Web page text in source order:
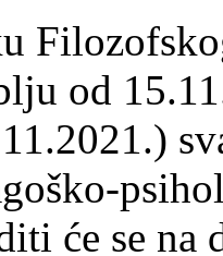
od
će se na